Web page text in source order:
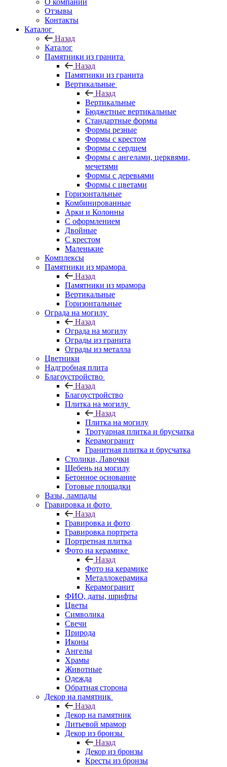
О компании
Отзывы
Контакты
Каталог
Назад
Каталог
Памятники из гранита
Назад
Памятники из гранита
Вертикальные
Назад
Вертикальные
Бюджетные вертикальные
Стандартные формы
Формы резные
Формы с крестом
Формы с сердцем
Формы с ангелами, церквями,
мечетями
Формы с деревьями
Формы с цветами
Горизонтальные
Комбинированные
Арки и Колонны
С оформлением
Двойные
С крестом
Маленькие
Комплексы
Памятники из мрамора
Назад
Памятники из мрамора
Вертикальные
Горизонтальные
Ограда на могилу
Назад
Ограда на могилу
Ограды из гранита
Ограды из металла
Цветники
Надгробная плита
Благоустройство
Назад
Благоустройство
Плитка на могилу
Назад
Плитка на могилу
Тротуарная плитка и брусчатка
Керамогранит
Гранитная плитка и брусчатка
Столики, Лавочки
Щебень на могилу
Бетонное основание
Готовые площадки
Вазы, лампады
Гравировка и фото
Назад
Гравировка и фото
Гравировка портрета
Портретная плитка
Фото на керамике
Назад
Фото на керамике
Металлокерамика
Керамогранит
ФИО, даты, шрифты
Цветы
Символика
Свечи
Природа
Иконы
Ангелы
Храмы
Животные
Одежда
Обратная сторона
Декор на памятник
Назад
Декор на памятник
Литьевой мрамор
Декор из бронзы
Назад
Декор из бронзы
Кресты из бронзы